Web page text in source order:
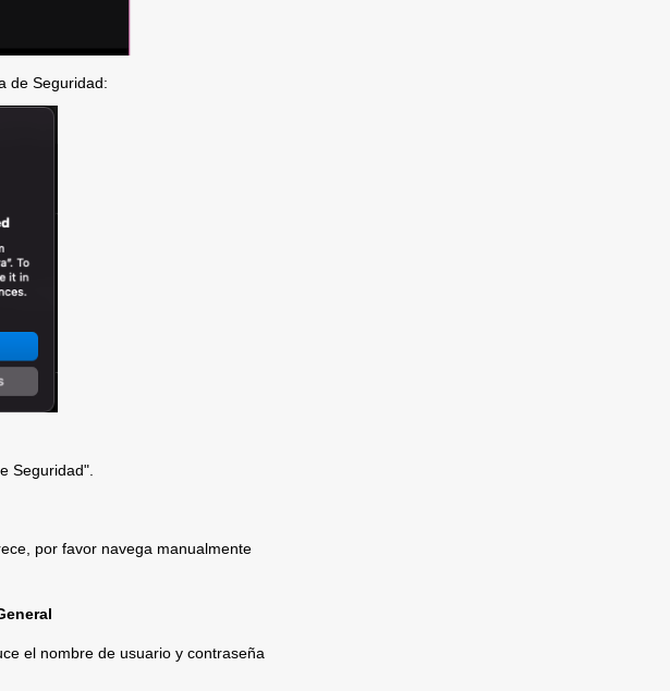
de Seguridad:
Seguridad".
por favor navega manualmente
el nombre de usuario y contraseña